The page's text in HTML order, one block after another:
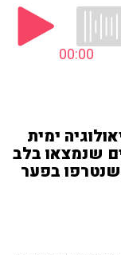
00:00
ימית
שנמצאו בלב
בפער